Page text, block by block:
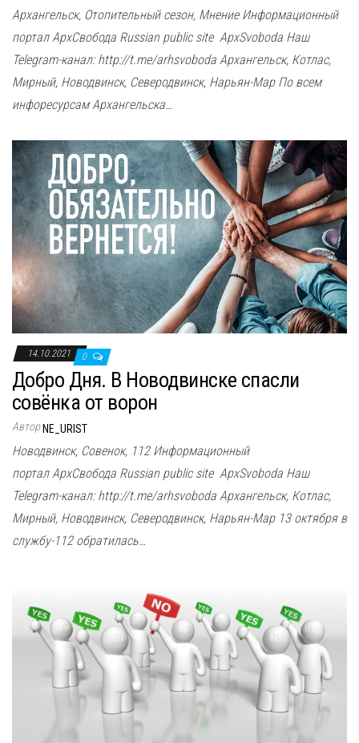
Архангельск, Отопительный сезон, Мнение Информационный
портал АрхСвобода Russian public site ApxSvoboda Наш
Telegram-канал: http://t.me/arhsvoboda Архангельск, Котлас,
Мирный, Новодвинск, Северодвинск, Нарьян-Мар По всем
инфоресурсам Архангельска…
14.10.2021 0
Добро Дня. В Новодвинске спасли
совёнка от ворон
Автор NE_URIST
Новодвинск, Совенок, 112 Информационный
портал АрхСвобода Russian public site ApxSvoboda Наш
Telegram-канал: http://t.me/arhsvoboda Архангельск, Котлас,
Мирный, Новодвинск, Северодвинск, Нарьян-Мар 13 октября в
службу-112 обратилась…